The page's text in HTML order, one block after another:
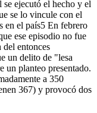
ejecutó el hecho y el
se lo vincule con el
en el país5 En febrero
ese episodio no fue
entonces
un delito de "lesa
un planteo presentado.
a 350
367) y provocó dos